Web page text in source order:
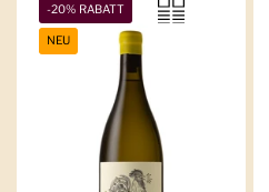
-20% RABATT
NEU